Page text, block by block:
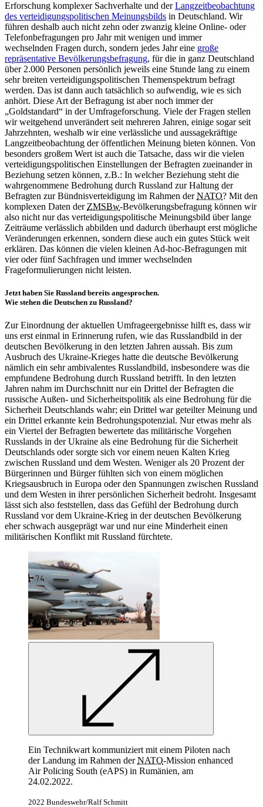
Erforschung komplexer Sachverhalte und derLangzeitbeobachtung
des verteidigungspolitischen Meinungsbilds in Deutschland. Wir
führen deshalb auch nicht zehn oder zwanzig kleine Online- oder
Telefonbefragungen pro Jahr mit wenigen und immer
wechselnden Fragen durch, sondern jedes Jahr eine große
repräsentative Bevölkerungsbefragung, für die in ganz Deutschland
über 2.000 Personen persönlich jeweils eine Stunde lang zu einem
sehr breiten verteidigungspolitischen Themenspektrum befragt
werden. Das ist dann auch tatsächlich so aufwendig, wie es sich
anhört. Diese Art der Befragung ist aber noch immer der
„Goldstandard“ in der Umfrageforschung. Viele der Fragen stellen
wir weitgehend unverändert seit mehreren Jahren, einige sogar seit
Jahrzehnten, weshalb wir eine verlässliche und aussagekräftige
Langzeitbeobachtung der öffentlichen Meinung bieten können. Von
besonders großem Wert ist auch die Tatsache, dass wir die vielen
verteidigungspolitischen Einstellungen der Befragten zueinanderin
Beziehung setzen können, z.B.: In welcher Beziehung steht die
wahrgenommene Bedrohung durch Russland zur Haltung der
Befragten zur Bündnisverteidigung im Rahmen derNATO? Mit den
komplexen Daten der ZMSBw-Bevölkerungsbefragung können wir
also nicht nur das verteidigungspolitische Meinungsbild über lange
Zeiträume verlässlich abbilden und dadurch überhaupt erst mögliche
Veränderungen erkennen, sondern diese auch ein gutes Stück weit
erklären. Das können die vielen kleinen Ad-hoc-Befragungen mit
vier oder fünf Sachfragen und immer wechselnden
Frageformulierungen nicht leisten.
Jetzt haben Sie Russland bereits angesprochen.
Wie stehen die Deutschen zu Russland?
Zur Einordnung der aktuellen Umfrageergebnisse hilft es, dass wir
uns erst einmal in Erinnerung rufen, wie das Russlandbild in der
deutschen Bevölkerung in den letzten Jahren aussah. Bis zum
Ausbruch des Ukraine-Krieges hatte die deutsche Bevölkerung
nämlich ein sehr ambivalentes Russlandbild, insbesondere was die
empfundene Bedrohung durch Russland betrifft. In den letzten
Jahren nahm im Durchschnitt nur ein Drittel der Befragten die
russische Außen- und Sicherheitspolitik als eine Bedrohung für die
Sicherheit Deutschlands wahr; ein Drittel war geteilter Meinung und
ein Drittel erkannte kein Bedrohungspotenzial. Nur etwas mehr als
ein Viertel der Befragten bewertete das militärische Vorgehen
Russlands in der Ukraine als eine Bedrohung für die Sicherheit
Deutschlands oder sorgte sich vor einem neuen Kalten Krieg
zwischen Russland und dem Westen. Weniger als 20 Prozent der
Bürgerinnen und Bürger fühlten sich von einem möglichen
Kriegsausbruch in Europa oder den Spannungen zwischen Russland
und dem Westen in ihrer persönlichen Sicherheit bedroht. Insgesamt
lässt sich also feststellen, dass das Gefühl der Bedrohung durch
Russland vor dem Ukraine-Krieg in der deutschen Bevölkerung
eher schwach ausgeprägt warund nur eine Minderheit einen
militärischen Konflikt mit Russland fürchtete.
Ein Technikwart kommuniziert mit einem Piloten nach
der Landung im Rahmen derNATO-Mission enhanced
Air Policing South (eAPS) in Rumänien, am
24.02.2022.
2022 Bundeswehr/Ralf Schmitt